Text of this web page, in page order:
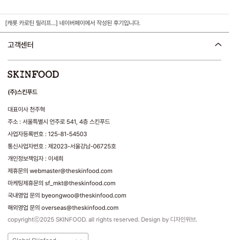
[캐롯 카로틴 릴리프...] 네이버페이에서 작성된 후기입니다.
고객센터
(주)스킨푸드
대표이사 천주혁
주소 : 서울특별시 언주로 541, 4층 스킨푸드
사업자등록번호 : 125-81-54503
통신사업자번호 : 제2023-서울강남-06725호
개인정보책임자 : 이세희
제휴문의 webmaster@theskinfood.com
마케팅제휴문의 sf_mkt@theskinfood.com
국내영업 문의 byeongwoo@theskinfood.com
해외영업 문의 overseas@theskinfood.com
copyrightⓒ2025 SKINFOOD. all rights reserved. Design by 디자인위브.